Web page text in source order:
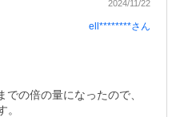
2024/11/22
ell********さん
の倍の量になったので、